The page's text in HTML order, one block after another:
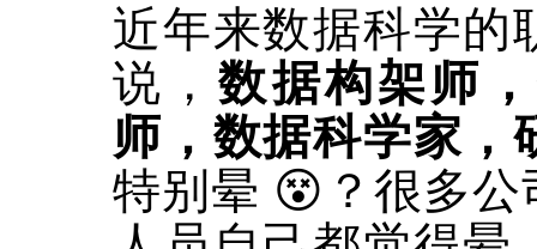
近年来数据科学的
说，数据构架师
师，数据科学家，
特别晕 😵？很多